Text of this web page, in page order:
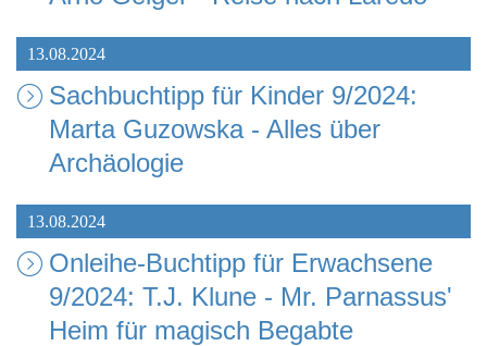
13.08.2024
Sachbuchtipp für Kinder 9/2024:
Marta Guzowska - Alles über
Archäologie
13.08.2024
Onleihe-Buchtipp für Erwachsene
9/2024: T.J. Klune - Mr. Parnassus'
Heim für magisch Begabte